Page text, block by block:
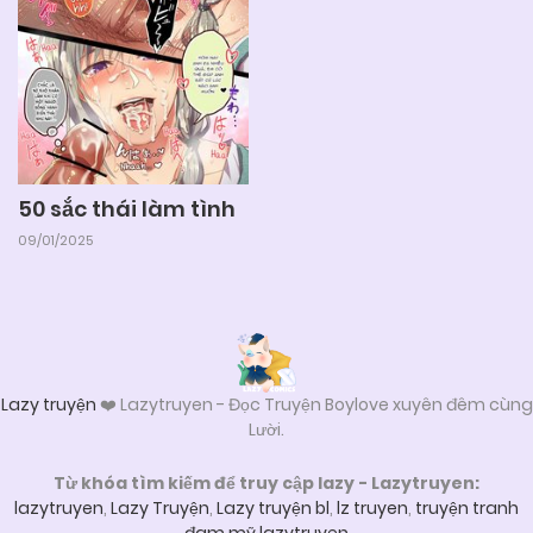
Chapter 21 04/06/2025
Chapter 20 04/06/2025
Chapter 19 04/06/2025
Chapter 15 04/06/2025
50 sắc thái làm tình
09/01/2025
Lazy truyện ❤️ Lazytruyen - Đọc Truyện Boylove xuyên đêm cùng
Lười.
Từ khóa tìm kiếm để truy cập lazy - Lazytruyen:
lazytruyen, Lazy Truyện, Lazy truyện bl, lz truyen, truyện tranh